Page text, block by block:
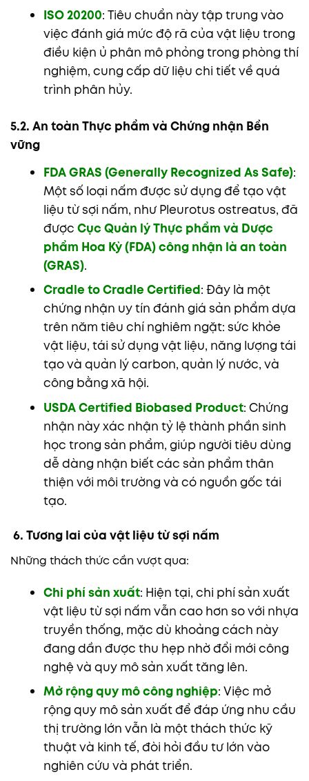
ISO 20200: Tiêu chuẩn này tập trung vào
việc đánh giá mức độ rã của vật liệu trong
điều kiện ủ phân mô phỏng trong phòng thí
nghiệm, cung cấp dữ liệu chi tiết về quá
trình phân hủy.
5.2. An toàn Thực phẩm và Chứng nhận Bền
vững
FDA GRAS (Generally Recognized As Safe):
Một số loại nấm được sử dụng để tạo vật
liệu từ sợi nấm, như Pleurotus ostreatus, đã
được Cục Quản lý Thực phẩm và Dược
phẩm Hoa Kỳ (FDA) công nhận là an toàn
(GRAS).
Cradle to Cradle Certified: Đây là một
chứng nhận uy tín đánh giá sản phẩm dựa
trên năm tiêu chí nghiêm ngặt: sức khỏe
vật liệu, tái sử dụng vật liệu, năng lượng tái
tạo và quản lý carbon, quản lý nước, và
công bằng xã hội.
USDA Certified Biobased Product: Chứng
nhận này xác nhận tỷ lệ thành phần sinh
học trong sản phẩm, giúp người tiêu dùng
dễ dàng nhận biết các sản phẩm thân
thiện với môi trường và có nguồn gốc tái
tạo.
6. Tương lai của vật liệu từ sợi nấm
Những thách thức cần vượt qua:
Chi phí sản xuất: Hiện tại, chi phí sản xuất
vật liệu từ sợi nấm vẫn cao hơn so với nhựa
truyền thống, mặc dù khoảng cách này
đang dần được thu hẹp nhờ đổi mới công
nghệ và quy mô sản xuất tăng lên.
Mở rộng quy mô công nghiệp: Việc mở
rộng quy mô sản xuất để đáp ứng nhu cầu
thị trường lớn vẫn là một thách thức kỹ
thuật và kinh tế, đòi hỏi đầu tư lớn vào
nghiên cứu và phát triển.